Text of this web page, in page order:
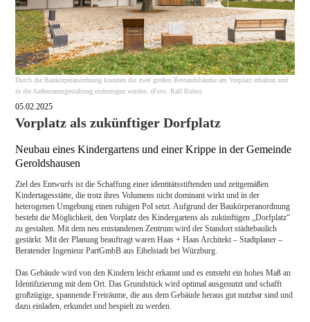
Durch die Baukörperanordnung konnten die zwei großen Bestandsbäume am Vorplatz erhalten und
in die Außenraumgestaltung einbezogen werden. (Foto: Ralf Kuhn)
05.02.2025
Vorplatz als zukünftiger Dorfplatz
Neubau eines Kindergartens und einer Krippe in der Gemeinde
Geroldshausen
Ziel des Entwurfs ist die Schaffung einer identitätsstiftenden und zeitgemäßen
Kindertagesstätte, die trotz ihres Volumens nicht dominant wirkt und in der
heterogenen Umgebung einen ruhigen Pol setzt. Aufgrund der Baukörperanordnung
besteht die Möglichkeit, den Vorplatz des Kindergartens als zukünftigen „Dorfplatz“
zu gestalten. Mit dem neu entstandenen Zentrum wird der Standort städtebaulich
gestärkt. Mit der Planung beauftragt waren Haas + Haas Architekt – Stadtplaner –
Beratender Ingenieur PartGmbB aus Eibelstadt bei Würzburg.
Das Gebäude wird von den Kindern leicht erkannt und es entsteht ein hohes Maß an
Identifizierung mit dem Ort. Das Grundstück wird optimal ausgenutzt und schafft
großzügige, spannende Freiräume, die aus dem Gebäude heraus gut nutzbar sind und
dazu einladen, erkundet und bespielt zu werden.